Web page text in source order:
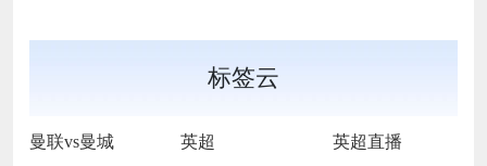
标签云
曼联vs曼城 英超
英超直播